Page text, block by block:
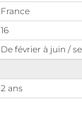
France
16
De février à juin /
2 ans